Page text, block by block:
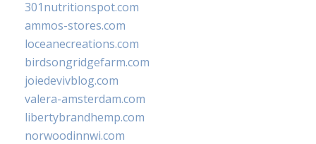
301nutritionspot.com
ammos-stores.com
loceanecreations.com
birdsongridgefarm.com
joiedevivblog.com
valera-amsterdam.com
libertybrandhemp.com
norwoodinnwi.com